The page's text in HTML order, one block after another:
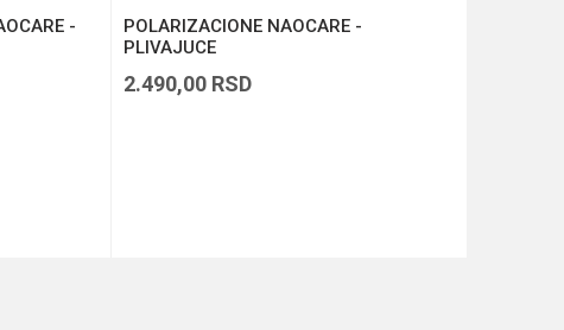
-
POLARIZACIONE NAOCARE -
PLIVAJUCE
2.490,00 RSD